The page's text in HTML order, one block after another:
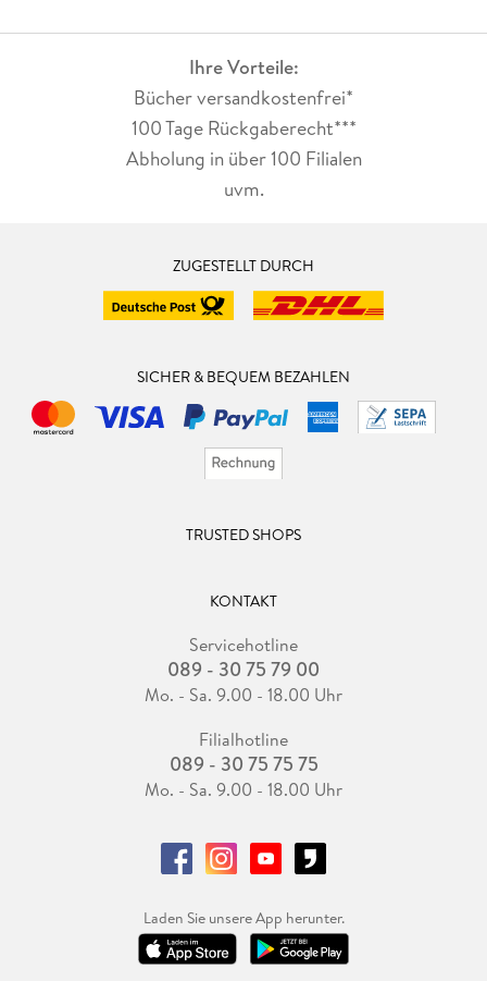
Ihre Vorteile:
Bücher versandkostenfrei*
100 Tage Rückgaberecht***
Abholung in über 100 Filialen
uvm.
ZUGESTELLT DURCH
SICHER & BEQUEM BEZAHLEN
TRUSTED SHOPS
KONTAKT
Servicehotline
089 - 30 75 79 00
Mo. - Sa. 9.00 - 18.00 Uhr
Filialhotline
089 - 30 75 75 75
Mo. - Sa. 9.00 - 18.00 Uhr
Laden Sie unsere App herunter.